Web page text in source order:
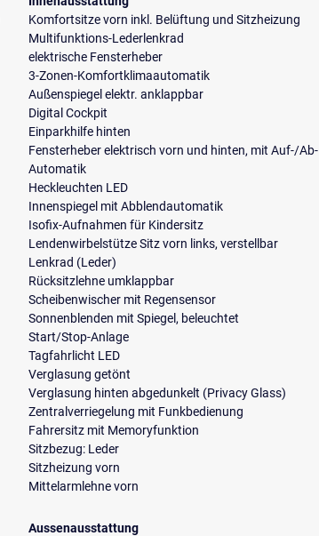
Komfortsitze vorn inkl. Belüftung und Sitzheizung
Multifunktions-Lederlenkrad
elektrische Fensterheber
3-Zonen-Komfortklimaautomatik
Außenspiegel elektr. anklappbar
Digital Cockpit
Einparkhilfe hinten
Fensterheber elektrisch vorn und hinten, mit Auf-/Ab-
Automatik
Heckleuchten LED
Innenspiegel mit Abblendautomatik
Isofix-Aufnahmen für Kindersitz
Lendenwirbelstütze Sitz vorn links, verstellbar
Lenkrad (Leder)
Rücksitzlehne umklappbar
Scheibenwischer mit Regensensor
Sonnenblenden mit Spiegel, beleuchtet
Start/Stop-Anlage
Tagfahrlicht LED
Verglasung getönt
Verglasung hinten abgedunkelt (Privacy Glass)
Zentralverriegelung mit Funkbedienung
Fahrersitz mit Memoryfunktion
Sitzbezug: Leder
Sitzheizung vorn
Mittelarmlehne vorn
Aussenausstattung